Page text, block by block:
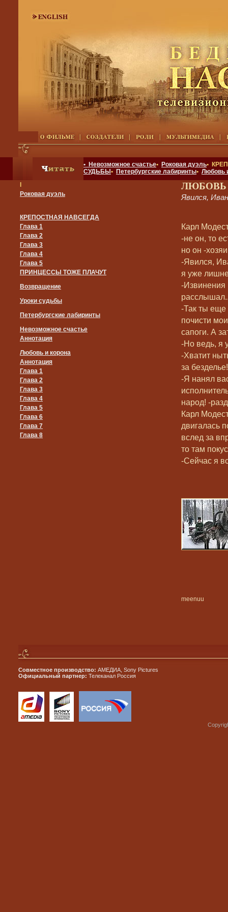
• Невозможное счастье• Роковая дуэль•
СУДЬБЫ • Петербургские лабиринты• Любовь
Роковая дуэль
КРЕПОСТНАЯ НАВСЕГДА
Глава 1
Глава 2
Глава 3
Глава 4
Глава 5
ПРИНЦЕССЫ ТОЖЕ ПЛАЧУТ
Возвращение
Уроки судьбы
Петербургские лабиринты
Невозможное счастье
Аннотация
Любовь и корона
Аннотация
Глава 1
Глава 2
Глава 3
Глава 4
Глава 5
Глава 6
Глава 7
Глава 8
ЛЮБОВЬ
Явился, Иван
Карл
-не он, то
но он -
-Явился,
я уже
-Извинения
-Так ты еще
почисти мои
сапоги. А
-Но ведь, я
-Хватит
за
-Я нанял
народ! -
Карл
двигалась
вслед за
то там
-Сейчас я
meenuu
Совместное производство: АМЕДИА, Sony Pictures
Официальный партнер: Телеканал Россия